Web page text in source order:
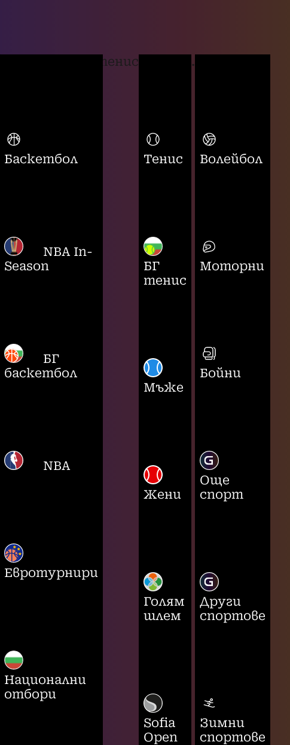
Баскетбол
NBA In-
Season
БГ
баскетбол
NBA
Евротурнири
Национални
отбори
тенис
Тенис
БГ
тенис
Мъже
Жени
Голям
шлем
Sofia
Open
...
Волейбол
Моторни
Бойни
Още
спорт
Други
спортове
Зимни
спортове